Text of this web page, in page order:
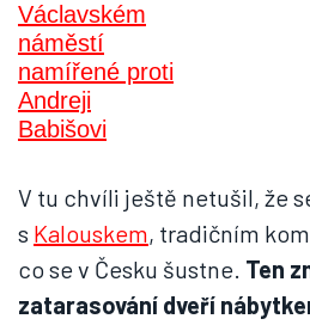
V tu chvíli ještě netušil, že
s Kalouskem, tradičním
co se v Česku šustne. Ten
zatarasování dveří